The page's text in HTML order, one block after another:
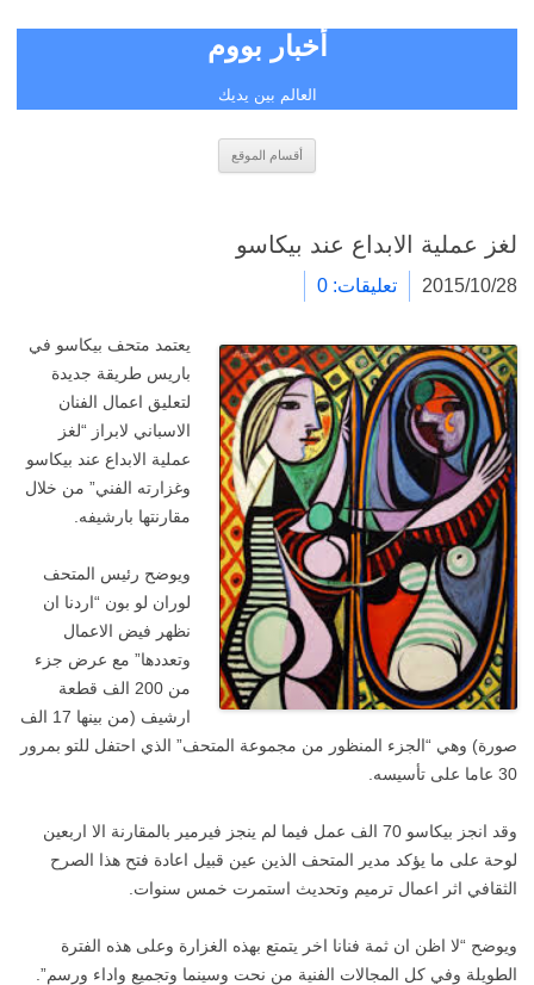
أخبار بووم
العالم بين يديك
أقسام الموقع
لغز عملية الابداع عند بيكاسو
2015/10/28 تعليقات: 0
يعتمد متحف بيكاسو في
باريس طريقة جديدة
لتعليق اعمال الفنان
الاسباني لابراز “لغز
عملية الابداع عند بيكاسو
وغزارته الفني” من خلال
مقارنتها بارشيفه.
ويوضح رئيس المتحف
لوران لو بون “اردنا ان
نظهر فيض الاعمال
وتعددها” مع عرض جزء
من 200 الف قطعة
ارشيف (من بينها 17 الف
صورة) وهي “الجزء المنظور من مجموعة المتحف” الذي احتفل للتو بمرور
30 عاما على تأسيسه.
وقد انجز بيكاسو 70 الف عمل فيما لم ينجز فيرمير بالمقارنة الا اربعين
لوحة على ما يؤكد مدير المتحف الذين عين قبيل اعادة فتح هذا الصرح
الثقافي اثر اعمال ترميم وتحديث استمرت خمس سنوات.
ويوضح “لا اظن ان ثمة فنانا اخر يتمتع بهذه الغزارة وعلى هذه الفترة
الطويلة وفي كل المجالات الفنية من نحت وسينما وتجميع واداء ورسم”.